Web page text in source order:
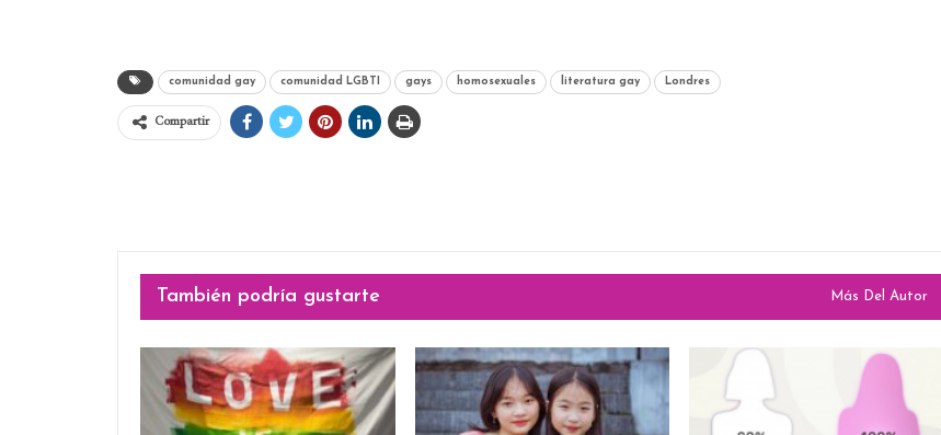
comunidad gay comunidad LGBTI gays homosexuales literatura gay Londres
Compartir
También podría gustarte Más Del Autor